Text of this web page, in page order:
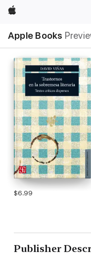
Apple
Apple Books
Nav
Open
Menu
$6.99
Publisher